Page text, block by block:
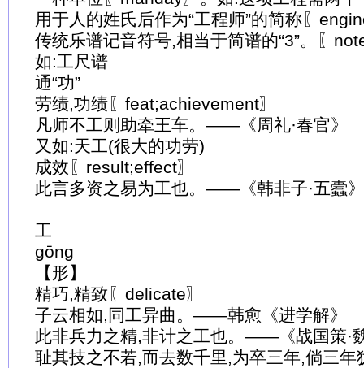
用于人的姓氏后作为“工程师”的简称〖
传统乐谱记音符号,相当于简谱的“3”。〖
如:工尺谱
通“功”
劳绩,功绩〖feat;achievement〗
凡师不工则助牵王车。——《周礼·春官》
又如:天工(很大的功劳)
成效〖result;effect〗
此言多资之易为工也。——《韩非子·五蠹》
工
gōng
【形】
精巧,精致〖delicate〗
子云相如,同工异曲。——韩愈《进学解》
此非兵力之精,非计之工也。——《战国策·
耻其技之不若,而去数千里,为卒三年,倘三年